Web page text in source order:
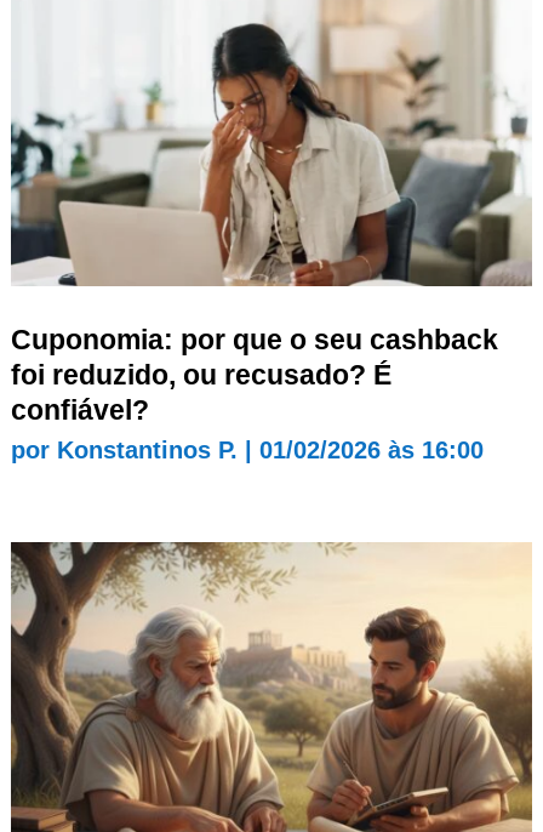
Cuponomia: por que o seu cashback
foi reduzido, ou recusado? É
confiável?
por Konstantinos P. 01/02/2026 às 16:00